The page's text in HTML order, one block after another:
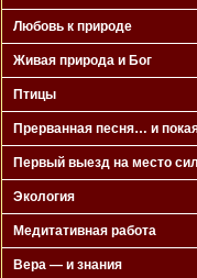
Любовь к природе
Живая природа и Бог
Птицы
Прерванная песня… и
Первый выезд на место
Экология
Медитативная работа
Вера — и знания